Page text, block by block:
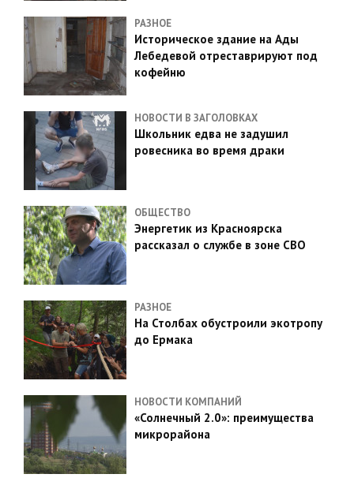
РАЗНОЕ
Историческое здание на Ады
Лебедевой отреставрируют под
кофейню
НОВОСТИ В ЗАГОЛОВКАХ
Школьник едва не задушил
ровесника во время драки
ОБЩЕСТВО
Энергетик из Красноярска
рассказал о службе в зоне СВО
РАЗНОЕ
На Столбах обустроили экотропу
до Ермака
НОВОСТИ КОМПАНИЙ
«Солнечный 2.0»: преимущества
микрорайона